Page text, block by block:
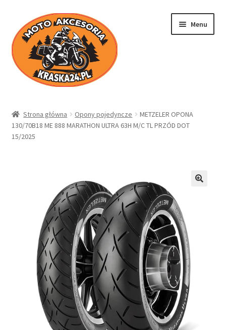
Przejdź
do
nawigacji
Przejdź
do
treści
Menu
Sklep
Regulamin
Polityka prywatności
Kontakt
Strona główna Opony pojedyncze
METZELER OPONA
130/70B18 ME 888 MARATHON ULTRA 63H M/C TL PRZÓD DOT
15/2025